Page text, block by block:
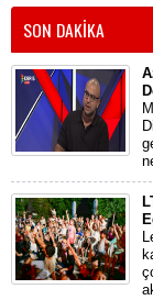
SON DAKİKA